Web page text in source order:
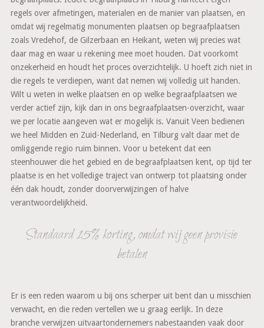
regels over afmetingen, materialen en de manier van plaatsen, en
omdat wij regelmatig monumenten plaatsen op begraafplaatsen
zoals Vredehof, de Gilzerbaan en Heikant, weten wij precies wat
daar mag en waar u rekening mee moet houden. Dat voorkomt
onzekerheid en houdt het proces overzichtelijk. U hoeft zich niet in
die regels te verdiepen, want dat nemen wij volledig uit handen.
Wilt u weten in welke plaatsen en op welke begraafplaatsen we
verder actief zijn, kijk dan in ons begraafplaatsen-overzicht, waar
we per locatie aangeven wat er mogelijk is. Vanuit Veen bedienen
we heel Midden en Zuid-Nederland, en Tilburg valt daar met de
omliggende regio ruim binnen. Voor u betekent dat een
steenhouwer die het gebied en de begraafplaatsen kent, op tijd ter
plaatse is en het volledige traject van ontwerp tot plaatsing onder
één dak houdt, zonder doorverwijzingen of halve
verantwoordelijkheid.
Standaard 15% korting, omdat wij geen provisie
betalen
Er is een reden waarom u bij ons scherper uit bent dan u misschien
verwacht, en die reden vertellen we u graag eerlijk. In deze
branche verwijzen uitvaartondernemers nabestaanden vaak door